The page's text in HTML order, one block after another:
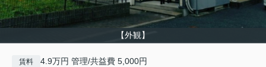
【外観】
賃料 4.9万円 管理/共益費 5,000円